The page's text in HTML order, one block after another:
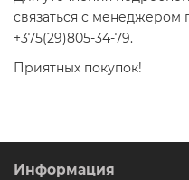
связаться с менеджером
+375(29)805-34-79.
Приятных покупок!
Информация